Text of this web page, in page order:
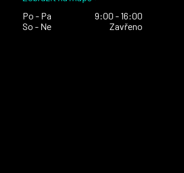
Po - Pa
9:00 - 16:00
So - Ne
Zavřeno